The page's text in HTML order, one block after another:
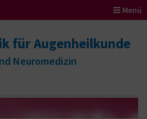
Menü
für Augenheilkunde
Neuromedizin